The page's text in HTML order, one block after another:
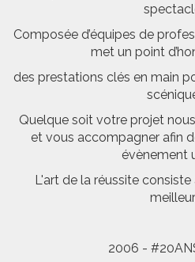
Composée d’équipes de
met un point
des prestations clés en main
Quelque soit votre projet
et vous accompagner afin
évènement
L'art de la réussite
2006 -